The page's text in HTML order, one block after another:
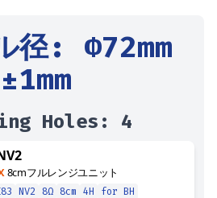
径: Φ72mm
±1mm
Holes: 4
8cmフルレンジユニット
NV2 8Ω 8cm 4H for BH